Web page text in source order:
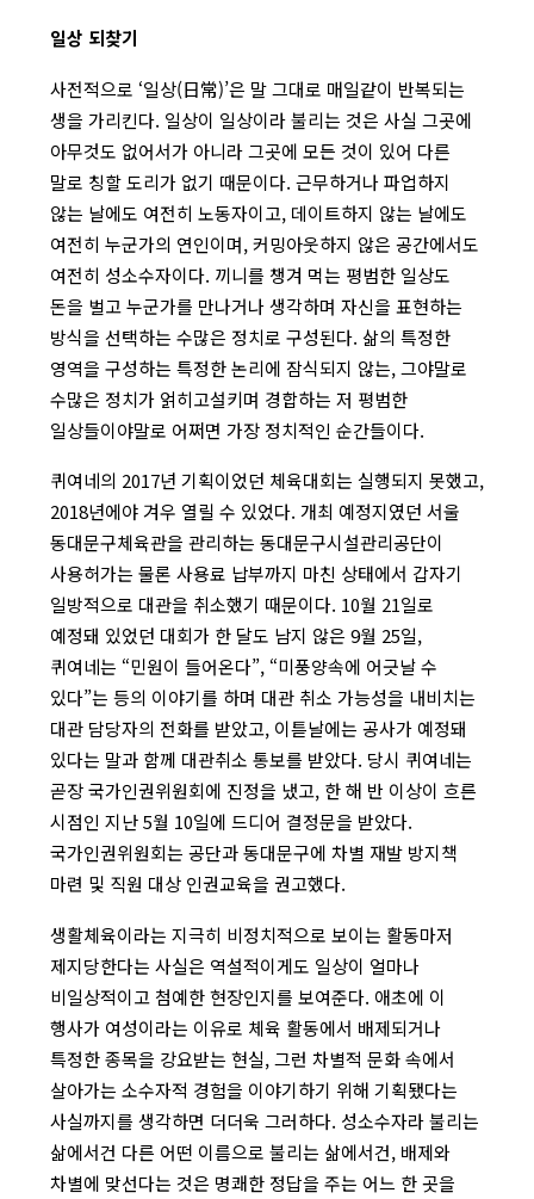
일상 되찾기
사전적으로 ‘일상(日常)’은 말 그대로 매일같이 반복되는
생을 가리킨다. 일상이 일상이라 불리는 것은 사실 그곳에
아무것도 없어서가 아니라 그곳에 모든 것이 있어 다른
말로 칭할 도리가 없기 때문이다. 근무하거나 파업하지
않는 날에도 여전히 노동자이고, 데이트하지 않는 날에도
여전히 누군가의 연인이며, 커밍아웃하지 않은 공간에서도
여전히 성소수자이다. 끼니를 챙겨 먹는 평범한 일상도
돈을 벌고 누군가를 만나거나 생각하며 자신을 표현하는
방식을 선택하는 수많은 정치로 구성된다. 삶의 특정한
영역을 구성하는 특정한 논리에 잠식되지 않는, 그야말로
수많은 정치가 얽히고설키며 경합하는 저 평범한
일상들이야말로 어쩌면 가장 정치적인 순간들이다.
퀴여네의 2017년 기획이었던 체육대회는 실행되지 못했고,
2018년에야 겨우 열릴 수 있었다. 개최 예정지였던 서울
동대문구체육관을 관리하는 동대문구시설관리공단이
사용허가는 물론 사용료 납부까지 마친 상태에서 갑자기
일방적으로 대관을 취소했기 때문이다. 10월 21일로
예정돼 있었던 대회가 한 달도 남지 않은 9월 25일,
퀴여네는 “민원이 들어온다”, “미풍양속에 어긋날 수
있다”는 등의 이야기를 하며 대관 취소 가능성을 내비치는
대관 담당자의 전화를 받았고, 이튿날에는 공사가 예정돼
있다는 말과 함께 대관취소 통보를 받았다. 당시 퀴여네는
곧장 국가인권위원회에 진정을 냈고, 한 해 반 이상이 흐른
시점인 지난 5월 10일에 드디어 결정문을 받았다.
국가인권위원회는 공단과 동대문구에 차별 재발 방지책
마련 및 직원 대상 인권교육을 권고했다.
생활체육이라는 지극히 비정치적으로 보이는 활동마저
제지당한다는 사실은 역설적이게도 일상이 얼마나
비일상적이고 첨예한 현장인지를 보여준다. 애초에 이
행사가 여성이라는 이유로 체육 활동에서 배제되거나
특정한 종목을 강요받는 현실, 그런 차별적 문화 속에서
살아가는 소수자적 경험을 이야기하기 위해 기획됐다는
사실까지를 생각하면 더더욱 그러하다. 성소수자라 불리는
삶에서건 다른 어떤 이름으로 불리는 삶에서건, 배제와
차별에 맞선다는 것은 명쾌한 정답을 주는 어느 한 곳을